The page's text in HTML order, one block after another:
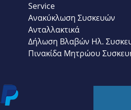
Service
Ανακύκλωση Συσκευών
Ανταλλακτικά
Δήλωση Βλαβών Ηλ.
Πινακίδα Μητρώου